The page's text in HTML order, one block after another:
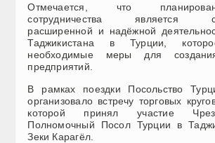
Отмечается, что
сотрудничества является
расширенной и надёжной
Таджикистана в Турции,
необходимые меры для
предприятий.
В рамках поездки Посольство
организовало встречу торговых
которой принял участие
Полномочный Посол Турции в
Зеки Карагёл.